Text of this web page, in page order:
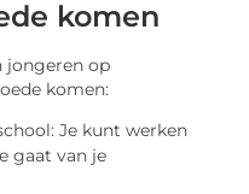
komen
jongeren op
komen:
Je kunt werken
gaat van je